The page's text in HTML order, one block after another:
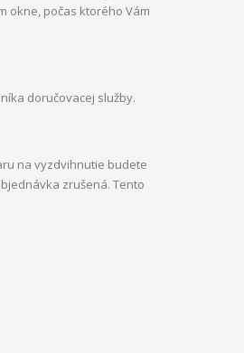
okne, počas ktorého Vám
doručovacej služby.
na vyzdvihnutie budete
zrušená. Tento